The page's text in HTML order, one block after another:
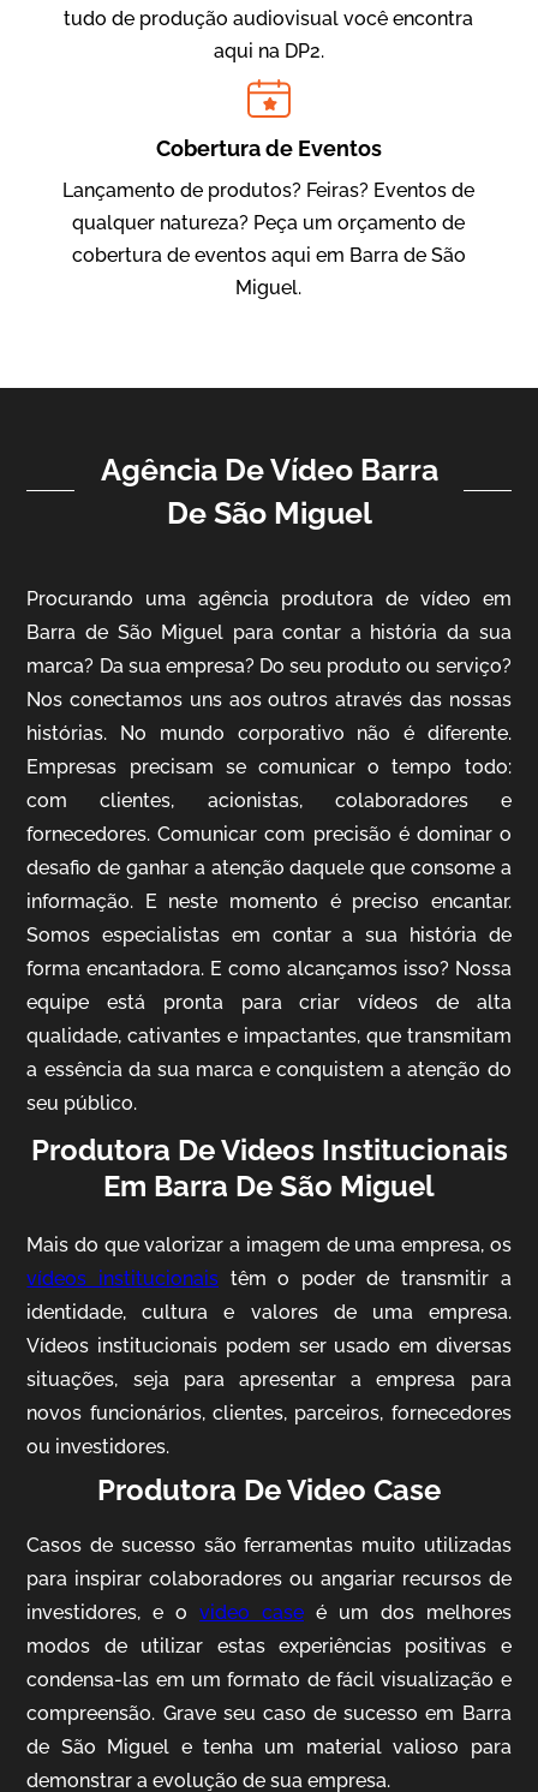
IBCC
Vídeo Institucional
Vídeo Institucional
IQVIA
Cobertura de Eventos
Mosaic
Vídeo Case
AgriBrasil
tudo de produção audiovisual você encontra
aqui na DP2.
Cobertura de Eventos
Lançamento de produtos? Feiras? Eventos de
qualquer natureza? Peça um orçamento de
cobertura de eventos aqui em Barra de São
Miguel.
Agência De Vídeo Barra
De São Miguel
Procurando uma agência produtora de vídeo em
Barra de São Miguel para contar a história da sua
marca? Da sua empresa? Do seu produto ou serviço?
Nos conectamos uns aos outros através das nossas
histórias. No mundo corporativo não é diferente.
Empresas precisam se comunicar o tempo todo:
com clientes, acionistas, colaboradores e
fornecedores. Comunicar com precisão é dominar o
desafio de ganhar a atenção daquele que consome a
informação. E neste momento é preciso encantar.
Somos especialistas em contar a sua história de
forma encantadora. E como alcançamos isso? Nossa
equipe está pronta para criar vídeos de alta
qualidade, cativantes e impactantes, que transmitam
a essência da sua marca e conquistem a atenção do
seu público.
Produtora De Videos Institucionais
Em Barra De São Miguel
Mais do que valorizar a imagem de uma empresa, os
vídeos institucionais têm o poder de transmitir a
identidade, cultura e valores de uma empresa.
Vídeos institucionais podem ser usado em diversas
situações, seja para apresentar a empresa para
novos funcionários, clientes, parceiros, fornecedores
ou investidores.
Produtora De Video Case
Casos de sucesso são ferramentas muito utilizadas
para inspirar colaboradores ou angariar recursos de
investidores, e ovideo case é um dos melhores
modos de utilizar estas experiências positivas e
condensa-las em um formato de fácil visualização e
compreensão. Grave seu caso de sucesso em Barra
de São Miguel e tenha um material valioso para
demonstrar a evolução de sua empresa.